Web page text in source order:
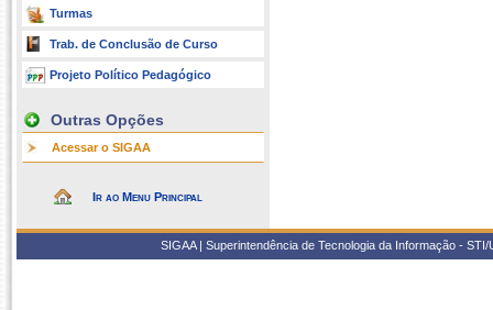
Turmas
Trab. de Conclusão de Curso
Projeto Político Pedagógico
Outras Opções
Acessar o SIGAA
Ir ao Menu Principal
SIGAA | Superintendência de Tecnologia da Informação -